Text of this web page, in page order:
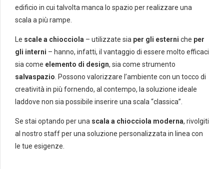
edificio in cui talvolta manca lo spazio per realizzare una
scala a più rampe.
Le scale a chiocciola – utilizzate sia per gli esterni che per
gli interni – hanno, infatti, il vantaggio di essere molto efficaci
sia come elemento di design, sia come strumento
salvaspazio . Possono valorizzare l’ambiente con un tocco di
creatività in più fornendo, al contempo, la soluzione ideale
laddove non sia possibile inserire una scala “classica”.
Se stai optando per una scala a chiocciola moderna, rivolgiti
al nostro staff per una soluzione personalizzata in linea con
le tue esigenze.